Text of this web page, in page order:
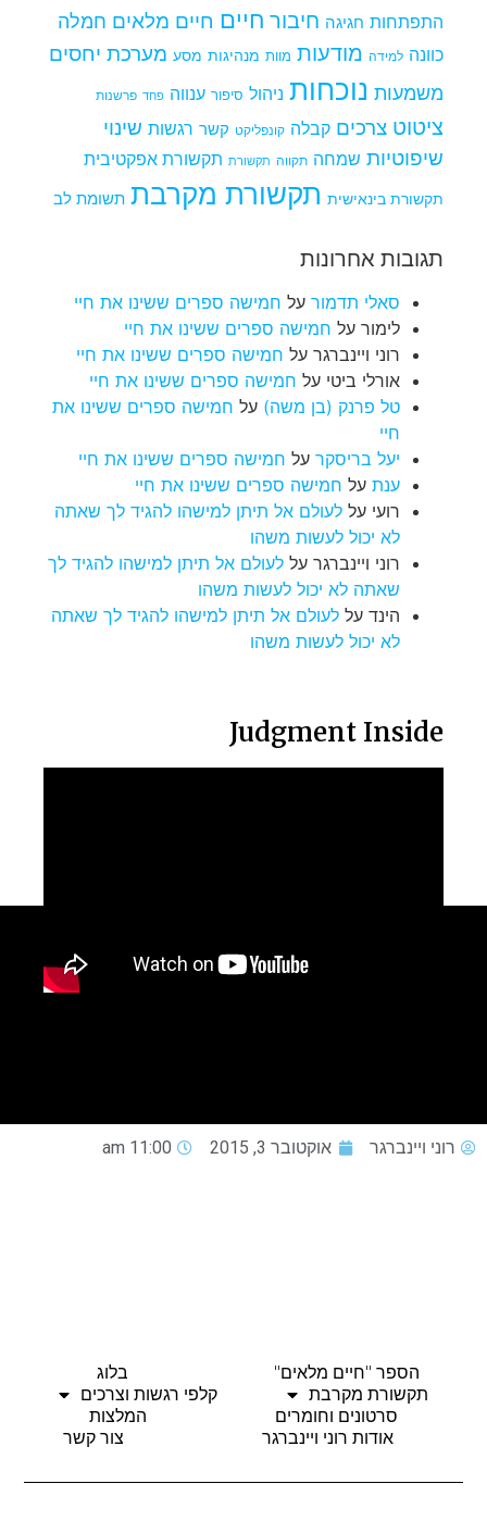
התפתחות חגיגה חיבור חיים חיים מלאים חמלה
כוונה למידה מודעות מוות מנהיגות מסע מערכת יחסים
משמעות נוכחות ניהול סיפור ענווה פחד פרשנות
ציטוט צרכים קבלה קונפליקט קשר רגשות שינוי
שיפוטיות שמחה תקווה תקשורת תקשורת אפקטיבית
תקשורת בינאישית תקשורת מקרבת תשומת לב
תגובות אחרונות
סאלי תדמור על חמישה ספרים ששינו את חיי
לימור על חמישה ספרים ששינו את חיי
רוני ויינברגר על חמישה ספרים ששינו את חיי
אורלי ביטי על חמישה ספרים ששינו את חיי
טל פרנק (בן משה) על חמישה ספרים ששינו את
חיי
יעל בריסקר על חמישה ספרים ששינו את חיי
ענת על חמישה ספרים ששינו את חיי
רועי על לעולם אל תיתן למישהו להגיד לך שאתה
לא יכול לעשות משהו
רוני ויינברגר על לעולם אל תיתן למישהו להגיד לך
שאתה לא יכול לעשות משהו
הינד על לעולם אל תיתן למישהו להגיד לך שאתה
לא יכול לעשות משהו
Judgment Inside
רוני ויינברגר אוקטובר 3, 2015 11:00 am
הספר "חיים מלאים"
בלוג
תקשורת מקרבת
קלפי רגשות וצרכים
סרטונים וחומרים
המלצות
אודות רוני ויינברגר
צור קשר